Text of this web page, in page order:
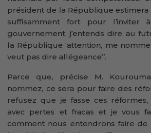
président de la République
suffisamment fort pour l’inviter
gouvernement, j’entends dire au
la République ‘attention, me
veut pas dire allégeance’’.
Parce que, précise M.
nommez, ce sera pour faire des
refusez que je fasse ces réformes,
avec pertes et fracas et je vous
comment nous entendrons faire